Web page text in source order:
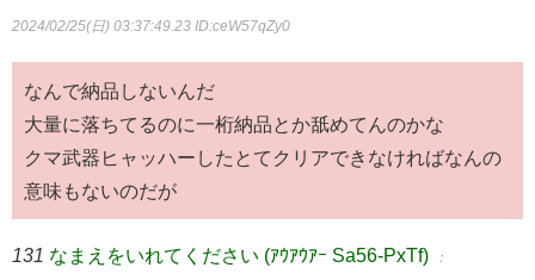
2024/02/25(日) 03:37:49.23 ID:ceW57qZy0
なんで納品しないんだ
大量に落ちてるのに一桁納品とか舐めてんのかな
クマ武器ヒャッハーしたとてクリアできなければなんの
意味もないのだが
131 なまえをいれてください (ｱｳｱｳｱｰ Sa56-PxTf) ：